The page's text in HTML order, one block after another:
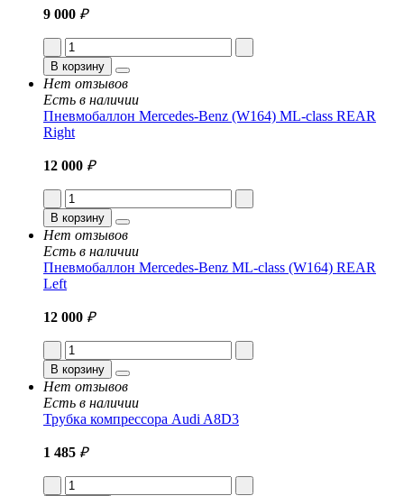
9 000 ₽
В корзину
Нет отзывов
Есть в наличии
Пневмобаллон Mercedes-Benz (W164) ML-class REAR
Right
12 000 ₽
В корзину
Нет отзывов
Есть в наличии
Пневмобаллон Mercedes-Benz ML-class (W164) REAR
Left
12 000 ₽
В корзину
Нет отзывов
Есть в наличии
Трубка компрессора Audi A8D3
1 485 ₽